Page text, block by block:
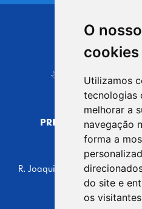
O
cookies
Utilizamos
tecnologias
melhorar a
navegação
forma a
do site e
os
PREFEITURA
CNPJ:
CENTRO
R. Joaquim das Neves, 211 -
CEP:
Telefone: